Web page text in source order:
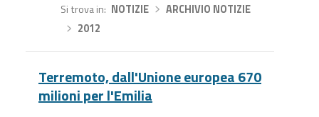
Si trova in NOTIZIE›
ARCHIVIO NOTIZIE
2012
Terremoto, dall'Unione europea 670
milioni per l'Emilia